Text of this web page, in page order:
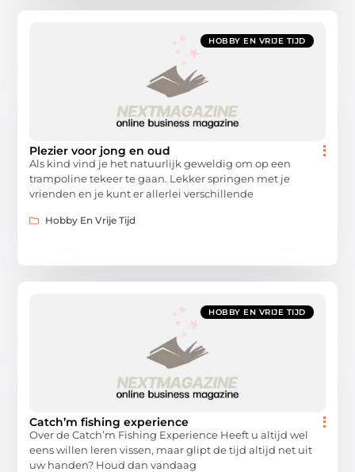
HOBBY EN VRIJE TIJD
Plezier voor jong en oud
Als kind vind je het natuurlijk geweldig om op een
trampoline tekeer te gaan. Lekker springen met je
vrienden en je kunt er allerlei verschillende
Hobby En Vrije Tijd
HOBBY EN VRIJE TIJD
Catch’m fishing experience
Over de Catch’m Fishing Experience Heeft u altijd wel
eens willen leren vissen, maar glipt de tijd altijd net uit
uw handen? Houd dan vandaag